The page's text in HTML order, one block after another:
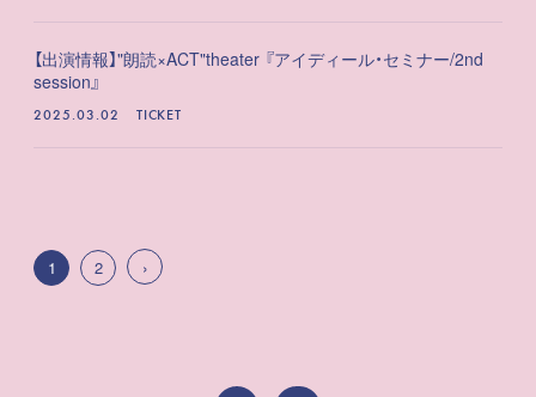
【出演情報】"朗読×ACT"theater 『アイディール・セミナー/2nd
session』
2025.03.02 TICKET
1 2